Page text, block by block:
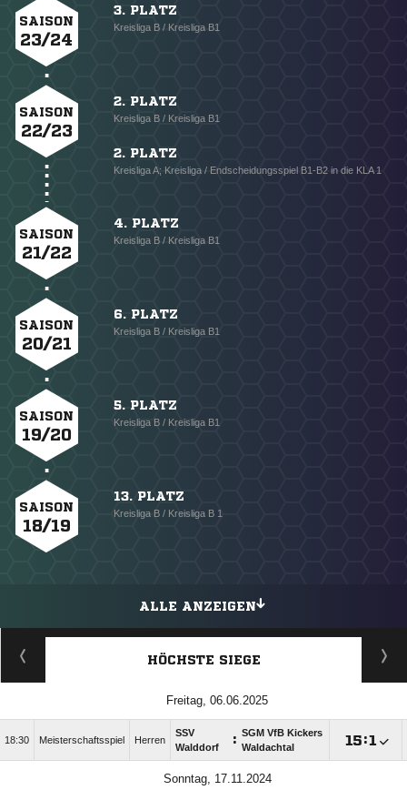
SAISON
23/24
3. PLATZ
Kreisliga B / Kreisliga B1
SAISON
22/23
2. PLATZ
Kreisliga B / Kreisliga B1
2. PLATZ
Kreisliga A; Kreisliga / Endscheidungsspiel B1-B2 in die KLA 1
SAISON
21/22
4. PLATZ
Kreisliga B / Kreisliga B1
SAISON
20/21
6. PLATZ
Kreisliga B / Kreisliga B1
SAISON
19/20
5. PLATZ
Kreisliga B / Kreisliga B1
SAISON
18/19
13. PLATZ
Kreisliga B / Kreisliga B 1
ALLE ANZEIGEN
HÖCHSTE SIEGE
Freitag, 06.06.2025
18:30 Meisterschaftsspiel Herren
SSV
Walddorf
: SGM VfB Kickers
Waldachtal
:
Sonntag, 17.11.2024